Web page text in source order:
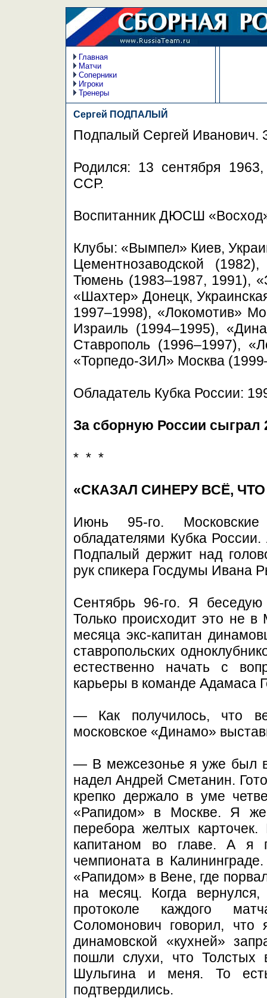
Главная
Матчи
Соперники
Игроки
Тренеры
Сергей ПОДПАЛЫЙ
Подпалый Сергей Иванович.
Родился: 13 сентября
ССР.
Воспитанник ДЮСШ
Клубы: «Вымпел» Киев,
Цементнозаводской
Тюмень (1983–1987, 1991),
«Шахтер» Донецк,
1997–1998), «Локомотив»
Израиль (1994–1995),
Ставрополь (1996–1997),
«Торпедо-ЗИЛ» Москва
Обладатель Кубка России:
За сборную России сыграл
* * *
«СКАЗАЛ СИНЕРУ ВСЁ,
Июнь 95-го.
обладателями Кубка
Подпалый держит над
рук спикера Госдумы Ивана
Сентябрь 96-го. Я
Только происходит это не
месяца экс-капитан
ставропольских
естественно начать с
карьеры в команде Адамаса
— Как получилось, что
московское «Динамо»
— В межсезонье я уже был
надел Андрей Сметанин.
крепко держало в уме
«Рапидом» в Москве. Я
перебора желтых
капитаном во главе. А я
чемпионата в
«Рапидом» в Вене, где
на месяц. Когда
протоколе каждого
Соломонович говорил,
динамовской «кухней»
пошли слухи, что Толстых
Шульгина и меня. То
подтвердились.